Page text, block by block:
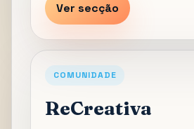
Ver secção
COMUNIDADE
ReCreativa